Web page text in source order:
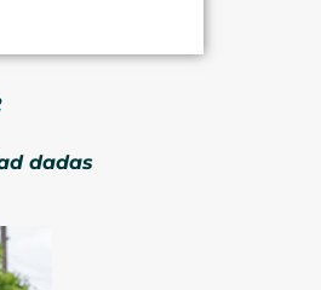
dadas